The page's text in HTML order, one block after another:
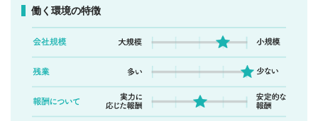
働く環境の特徴